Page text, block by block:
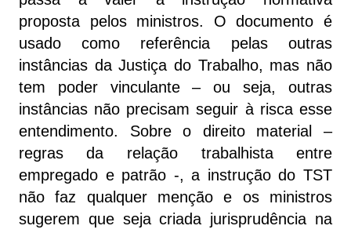
proposta pelos ministros. O documento é
usado como referência pelas outras
instâncias da Justiça do Trabalho, mas não
tem poder vinculante – ou seja, outras
instâncias não precisam seguir à risca esse
entendimento. Sobre o direito material –
regras da relação trabalhista entre
empregado e patrão -, a instrução do TST
não faz qualquer menção e os ministros
sugerem que seja criada jurisprudência na